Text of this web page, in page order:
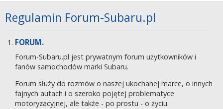
Regulamin Forum-Subaru.pl
FORUM.
Forum-Subaru.pl jest prywatnym forum użytkowników i
fanów samochodów marki Subaru.
Forum służy do rozmów o naszej ukochanej marce, o innych
fajnych autach i o szeroko pojętej problematyce
motoryzacyjnej, ale także - po prostu - o życiu.